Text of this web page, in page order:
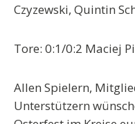
Czyzewski, Quintin
Tore: 0:1/0:2 Maciej
Allen Spielern,
Unterstützern